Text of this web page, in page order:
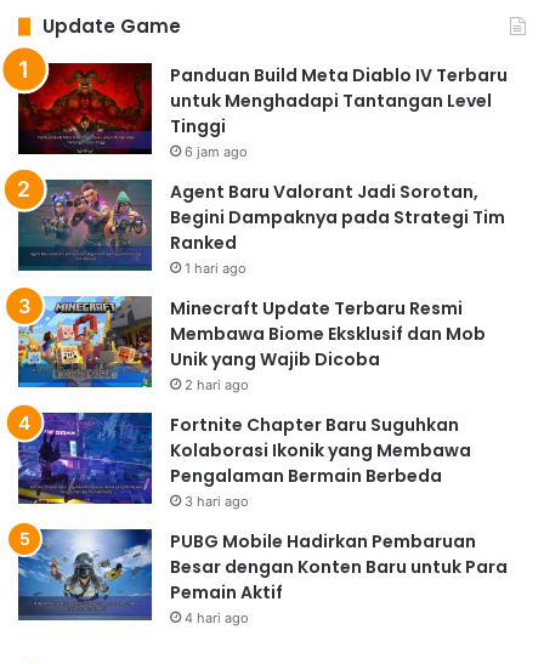
berbagai strategi dan taktik untuk dikuasai. Anda dapat
menjelajahi berbagai lokasi, dari bangunan perkotaan
hingga medan alam yang terbuka.
Mode Permainan yang Beragam
battle royale
Mobile juga menawarkan berbagai mode permainan
lainnya untuk menambah variasi dan tantangan. Ini
memastikan bahwa Anda tidak akan pernah bosan
dengan gameplay yang monoton. Mode-mode ini akan
diupdate secara berkala, sehingga selalu ada hal baru
untuk dicoba.
Sistem Progresi dan Kustomisasi
yang Mendalam
Tingkatkan level karakter Anda dan buka berbagai
senjata,skin , dan aksesoris lainnya. Kustomisasi
karakter Anda untuk menunjukkan gaya bermain Anda
dan tampil beda dari pemain lain. Sistem progresi yang
mendalam ini memberikan motivasi bagi pemain untuk
terus bermain dan meningkatkan kemampuan mereka.
Update Game
Panduan Build Meta Diablo IV Terbaru
untuk Menghadapi Tantangan Level
Tinggi
6 jam ago
Agent Baru Valorant Jadi Sorotan,
Begini Dampaknya pada Strategi Tim
Ranked
1 hari ago
Minecraft Update Terbaru Resmi
Membawa Biome Eksklusif dan Mob
Unik yang Wajib Dicoba
2 hari ago
Fortnite Chapter Baru Suguhkan
Kolaborasi Ikonik yang Membawa
Pengalaman Bermain Berbeda
3 hari ago
PUBG Mobile Hadirkan Pembaruan
Besar dengan Konten Baru untuk Para
Pemain Aktif
4 hari ago